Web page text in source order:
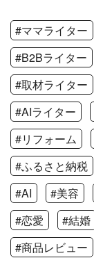
#ママライター
#B2Bライター
#取材ライター
#AIライター
#リフォーム
#ふるさと納税
#AI
#美容
#恋愛
#結婚
#商品レビュー